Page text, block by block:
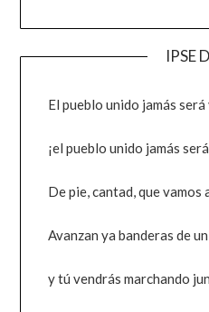
IPSE
El pueblo unido jamás será
¡el pueblo unido jamás
De pie, cantad, que vamos
Avanzan ya banderas de
y tú vendrás marchando